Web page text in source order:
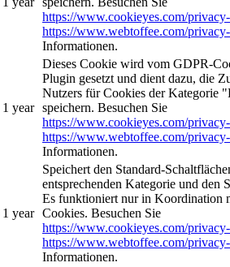
https://www.cookieyes.com/
https://www.webtoffee.com/
Informationen.
1 year
Dieses Cookie wird vom GDPR-
Plugin gesetzt und dient dazu, die
Nutzers für Cookies der Kategorie
speichern. Besuchen Sie
https://www.cookieyes.com/
https://www.webtoffee.com/
Informationen.
1 year
Speichert den Standard-
entsprechenden Kategorie und den
Es funktioniert nur in Koordination
Cookies. Besuchen Sie
https://www.cookieyes.com/
https://www.webtoffee.com/
Informationen.